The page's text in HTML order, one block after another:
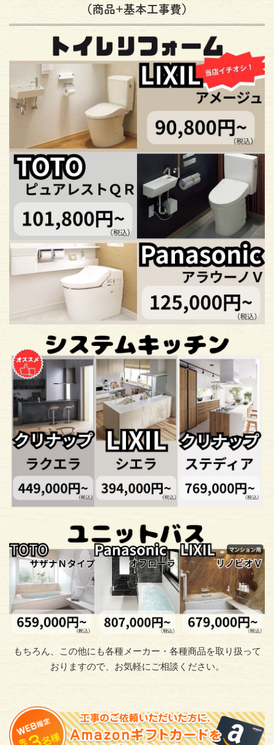
（商品+基本工事費）
もちろん、この他にも各種メーカー・各種商品を取り扱って
おりますので、お気軽にご相談ください。